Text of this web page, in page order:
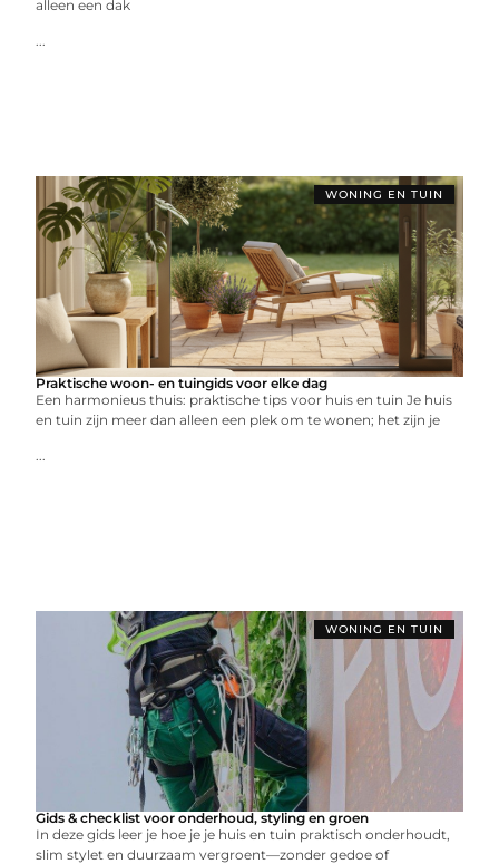
alleen een dak
...
WONING EN TUIN
Praktische woon- en tuingids voor elke dag
Een harmonieus thuis: praktische tips voor huis en tuin Je huis
en tuin zijn meer dan alleen een plek om te wonen; het zijn je
...
WONING EN TUIN
Gids & checklist voor onderhoud, styling en groen
In deze gids leer je hoe je je huis en tuin praktisch onderhoudt,
slim stylet en duurzaam vergroent—zonder gedoe of